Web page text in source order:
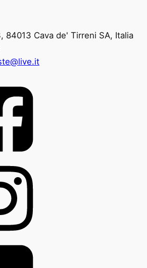
84013 Cava de' Tirreni SA, Italia